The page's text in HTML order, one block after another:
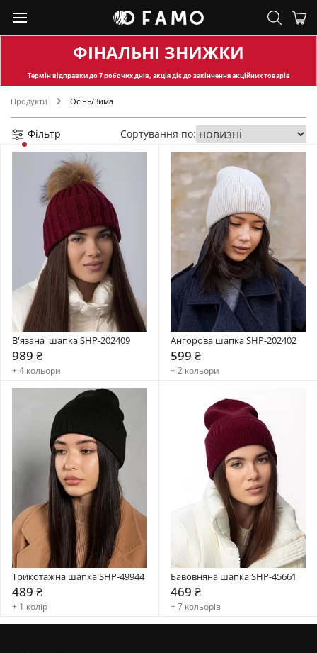
ФІНАЛЬНІ ЗНИЖКИ
Термін відправкидо 7 робочих днів, акція діє до закінчення акційних товарів
Продукти Осінь/Зима
Фільтр Сортування по:
В'язана  шапка SHP-202409
989 ₴
+ 4 кольори
Ангорова шапка SHP-202402
599 ₴
+ 2 кольори
Трикотажна шапка SHP-49944
489 ₴
+ 1 колір
Бавовняна шапка SHP-45661
469 ₴
+ 7 кольорів